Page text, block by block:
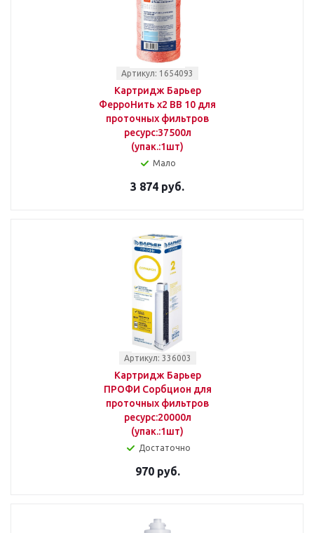
Артикул: 1654093
Картридж Барьер
ФерроНить х2 BB 10 для
проточных фильтров
ресурс:37500л
(упак.:1шт)
Мало
3 874 руб.
Артикул: 336003
Картридж Барьер
ПРОФИ Сорбцион для
проточных фильтров
ресурс:20000л
(упак.:1шт)
Достаточно
970 руб.